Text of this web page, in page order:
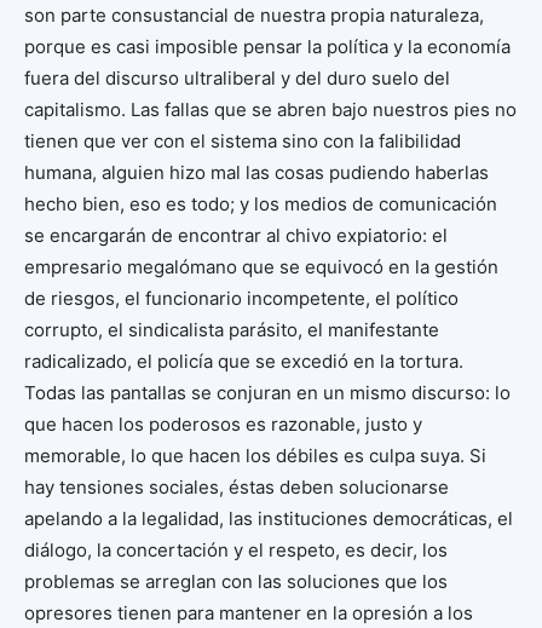
son parte consustancial de nuestra propia naturaleza,
porque es casi imposible pensar la política y la economía
fuera del discurso ultraliberal y del duro suelo del
capitalismo. Las fallas que se abren bajo nuestros pies no
tienen que ver con el sistema sino con la falibilidad
humana, alguien hizo mal las cosas pudiendo haberlas
hecho bien, eso es todo; y los medios de comunicación
se encargarán de encontrar al chivo expiatorio: el
empresario megalómano que se equivocó en la gestión
de riesgos, el funcionario incompetente, el político
corrupto, el sindicalista parásito, el manifestante
radicalizado, el policía que se excedió en la tortura.
Todas las pantallas se conjuran en un mismo discurso: lo
que hacen los poderosos es razonable, justo y
memorable, lo que hacen los débiles es culpa suya. Si
hay tensiones sociales, éstas deben solucionarse
apelando a la legalidad, las instituciones democráticas, el
diálogo, la concertación y el respeto, es decir, los
problemas se arreglan con las soluciones que los
opresores tienen para mantener en la opresión a los